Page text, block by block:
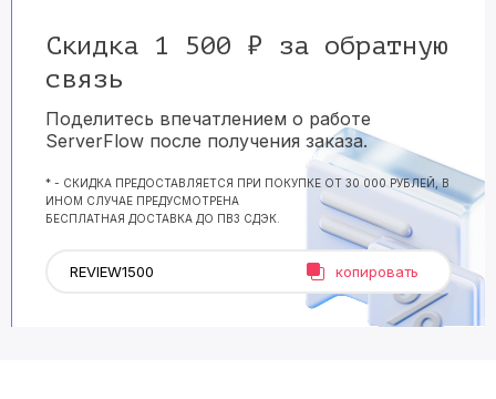
Скидка 1 500 ₽ за обратную
связь
Поделитесь впечатлением о работе
ServerFlow после получения заказа.
* - СКИДКА ПРЕДОСТАВЛЯЕТСЯ ПРИ ПОКУПКЕ ОТ 30 000 РУБЛЕЙ, В
ИНОМ СЛУЧАЕ ПРЕДУСМОТРЕНА
БЕСПЛАТНАЯ ДОСТАВКА ДО ПВЗ СДЭК.
копировать